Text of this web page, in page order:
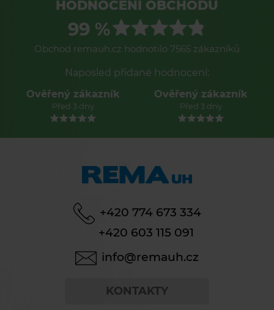
HODNOCENÍ OBCHODU
99 %
Obchod remauh.cz hodnotilo 7565 zákazníků
Naposled přidané hodnocení:
Ověřený zákazník
Před 3 dny
Ověřený zákazník
Před 3 dny
+420 774 673 334
+420 603 115 091
info@remauh.cz
KONTAKTY